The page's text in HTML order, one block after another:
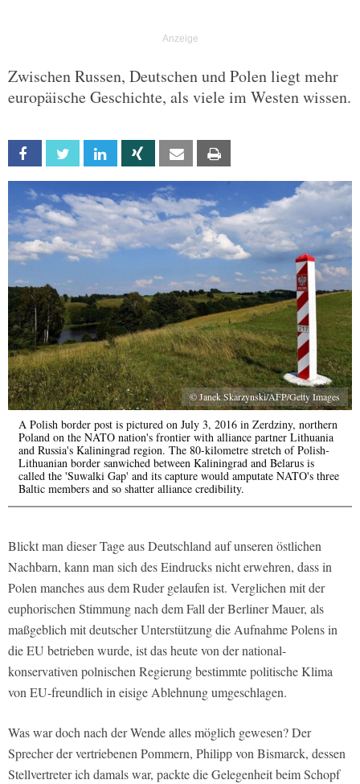
Zwischen Russen, Deutschen und Polen liegt mehr
europäische Geschichte, als viele im Westen wissen.
Facebook Twitter Linkedin Xing Email
© Janek Skarzynski/AFP/Getty Images
A Polish border post is pictured on July 3, 2016 in Zerdziny, northern
Poland on the NATO nation's frontier with alliance partner Lithuania
and Russia's Kaliningrad region. The 80-kilometre stretch of Polish-
Lithuanian border sanwiched between Kaliningrad and Belarus is
called the 'Suwalki Gap' and its capture would amputate NATO's three
Baltic members and so shatter alliance credibility.
Blickt man dieser Tage aus Deutschland auf unseren östlichen
Nachbarn, kann man sich des Eindrucks nicht erwehren, dass in
Polen manches aus dem Ruder gelaufen ist. Verglichen mit der
euphorischen Stimmung nach dem Fall der Berliner Mauer, als
maßgeblich mit deutscher Unterstützung die Aufnahme Polens in
die EU betrieben wurde, ist das heute von der national-
konservativen polnischen Regierung bestimmte politische Klima
von EU-freundlich in eisige Ablehnung umgeschlagen.
Was war doch nach der Wende alles möglich gewesen? Der
Sprecher der vertriebenen Pommern, Philipp von Bismarck, dessen
Stellvertreter ich damals war, packte die Gelegenheit beim Schopf